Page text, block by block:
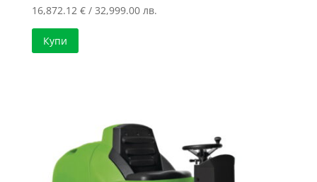
16,872.12 €/ 32,999.00 лв.
Купи